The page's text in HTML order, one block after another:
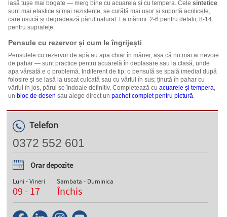
lasă tușe mai bogate — merg bine cu acuarela și cu tempera. Cele sintetice
sunt mai elastice și mai rezistente, se curăță mai ușor și suportă acrilicele,
care usucă și degradează părul natural. La mărimi: 2-6 pentru detalii, 8-14
pentru suprafețe.
Pensule cu rezervor și cum le îngrijești
Pensulele cu rezervor de apă au apa chiar în mâner, așa că nu mai ai nevoie
de pahar — sunt practice pentru acuarelă în deplasare sau la clasă, unde
apa vărsată e o problemă. Indiferent de tip, o pensulă se spală imediat după
folosire și se lasă la uscat culcată sau cu vârful în sus; ținută în pahar cu
vârful în jos, părul se îndoaie definitiv. Completează cu acuarele și tempera,
un bloc de desen sau alege direct un pachet complet pentru pictură.
Telefon
0372 552 601
Orar depozite
Luni - Vineri
09 - 17
Sambata - Duminica
Închis